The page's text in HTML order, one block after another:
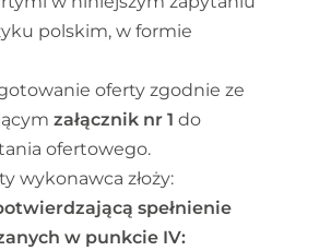
polskim, w formie
oferty zgodnie ze
załącznik nr 1 do
ofertowego.
wykonawca złoży:
spełnienie
w punkcie IV: